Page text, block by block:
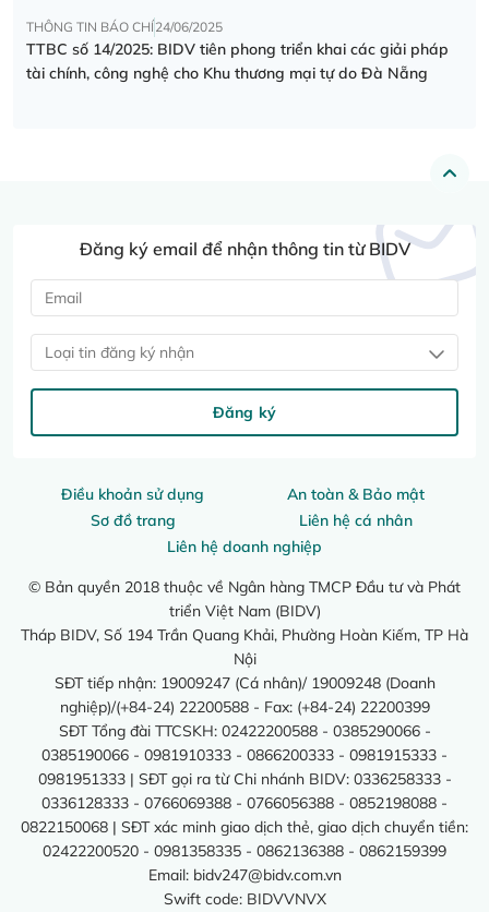
THÔNG TIN BÁO CHÍ24/06/2025
TTBC số 14/2025: BIDV tiên phong triển khai các giải pháp
tài chính, công nghệ cho Khu thương mại tự do Đà Nẵng
Điều khoản sử dụng
An toàn & Bảo mật
Sơ đồ trang
Liên hệ cá nhân
Liên hệ doanh nghiệp
© Bản quyền 2018 thuộc về Ngân hàng TMCP Đầu tư và Phát
triển Việt Nam (BIDV)
Tháp BIDV, Số 194 Trần Quang Khải, Phường Hoàn Kiếm, TP Hà
Nội
SĐT tiếp nhận: 19009247 (Cá nhân)/ 19009248 (Doanh
nghiệp)/(+84-24) 22200588 - Fax: (+84-24) 22200399
SĐT Tổng đài TTCSKH: 02422200588 - 0385290066 -
0385190066 - 0981910333 - 0866200333 - 0981915333 -
0981951333 | SĐT gọi ra từ Chi nhánh BIDV: 0336258333 -
0336128333 - 0766069388 - 0766056388 - 0852198088 -
0822150068 | SĐT xác minh giao dịch thẻ, giao dịch chuyển tiền:
02422200520 - 0981358335 - 0862136388 - 0862159399
Email: bidv247@bidv.com.vn
Swift code: BIDVVNVX
Đăng ký email để nhận thông tin từ BIDV
Loại tin đăng ký nhận
Đăng ký